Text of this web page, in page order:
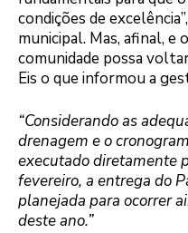
condições de
municipal. Mas, afinal, e
comunidade possa
Eis o que informou a
“Considerando as
drenagem e o
executado diretamente
fevereiro, a entrega do
planejada para ocorrer
deste ano.”